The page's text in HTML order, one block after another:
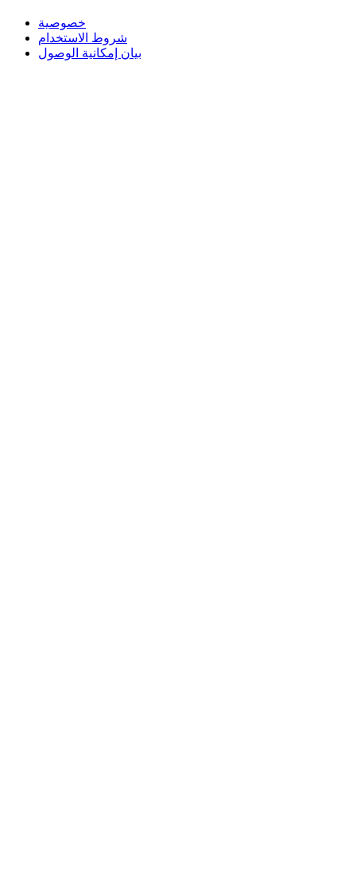
خصوصية
شروط الاستخدام
بيان إمكانية الوصول